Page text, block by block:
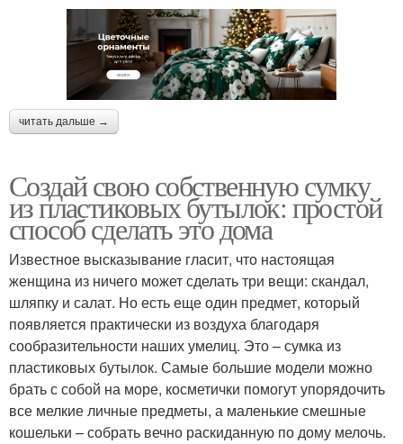
читать дальше →
Создай свою собственную сумку
из пластиковых бутылок: простой
способ сделать это дома
Известное высказывание гласит, что настоящая
женщина из ничего может сделать три вещи: скандал,
шляпку и салат. Но есть еще один предмет, который
появляется практически из воздуха благодаря
сообразительности наших умелиц. Это – сумка из
пластиковых бутылок. Самые большие модели можно
брать с собой на море, косметички помогут упорядочить
все мелкие личные предметы, а маленькие смешные
кошельки – собрать вечно раскиданную по дому мелочь.